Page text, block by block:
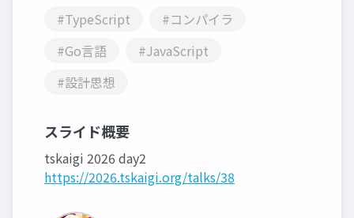
#TypeScript
#コンパイラ
#Go言語
#JavaScript
#設計思想
スライド概要
tskaigi 2026 day2
https://2026.tskaigi.org/talks/38